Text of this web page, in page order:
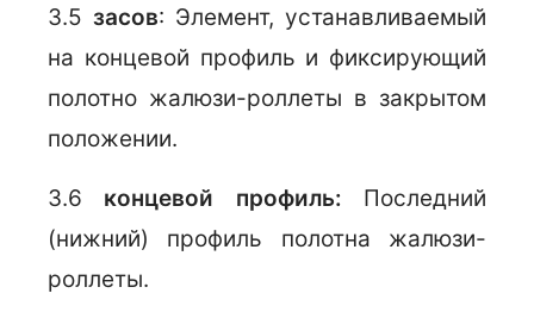
3.5 засов: Элемент, устанавливаемый
на концевой профиль и фиксирующий
полотно жалюзи-роллеты в закрытом
положении.
3.6 концевой профиль: Последний
(нижний) профиль полотна жалюзи-
роллеты.